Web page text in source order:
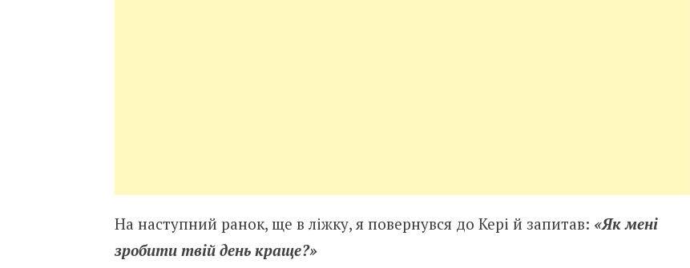
На наступний ранок, ще в ліжку, я повернувся до Кері й запитав: «Як мені
зробити твій день краще?»